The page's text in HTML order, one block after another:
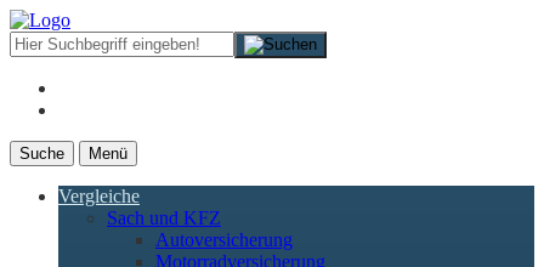
Suche Menü
Vergleiche
Sach und KFZ
Autoversicherung
Motorradversicherung